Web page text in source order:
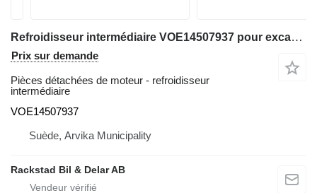
Refroidisseur intermédiaire VOE14507937 pour excavateur Volvo EC 140 B LC
Prix sur demande
Pièces détachées de moteur - refroidisseur
intermédiaire
VOE14507937
Suède, Arvika Municipality
Rackstad Bil & Delar AB